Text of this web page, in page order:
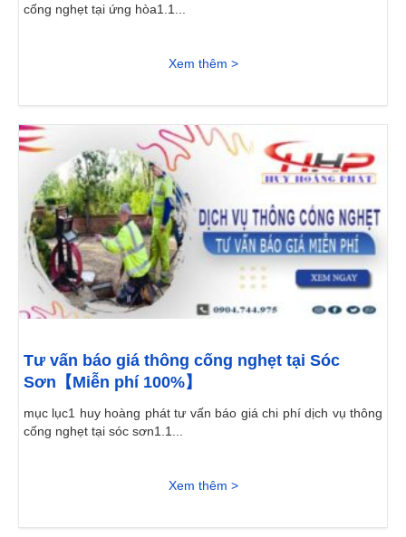
cống nghẹt tại ứng hòa1.1...
Xem thêm >
Tư vấn báo giá thông cống nghẹt tại Sóc
Sơn【Miễn phí 100%】
mục lục1 huy hoàng phát tư vấn báo giá chi phí dịch vụ thông
cống nghẹt tại sóc sơn1.1...
Xem thêm >